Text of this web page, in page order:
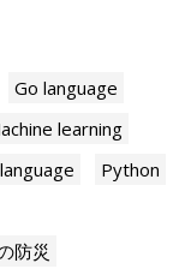
Go language
learning
Python
防災